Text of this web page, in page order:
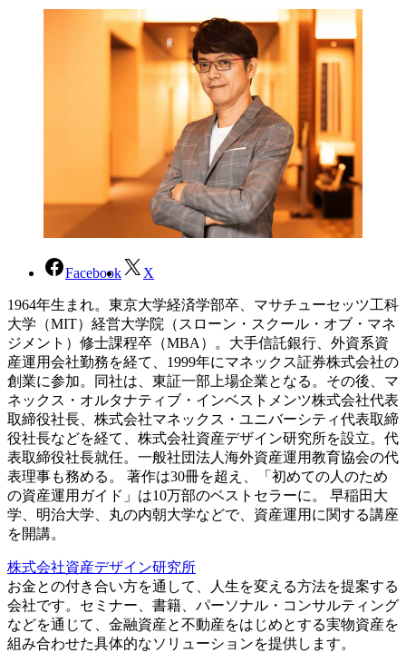
Facebook X
1964年生まれ。東京大学経済学部卒、マサチューセッツ工科
大学（MIT）経営大学院（スローン・スクール・オブ・マネ
ジメント）修士課程卒（MBA）。大手信託銀行、外資系資
産運用会社勤務を経て、1999年にマネックス証券株式会社の
創業に参加。同社は、東証一部上場企業となる。その後、マ
ネックス・オルタナティブ・インベストメンツ株式会社代表
取締役社長、株式会社マネックス・ユニバーシティ代表取締
役社長などを経て、株式会社資産デザイン研究所を設立。代
表取締役社長就任。一般社団法人海外資産運用教育協会の代
表理事も務める。 著作は30冊を超え、「初めての人のため
の資産運用ガイド」は10万部のベストセラーに。 早稲田大
学、明治大学、丸の内朝大学などで、資産運用に関する講座
を開講。
株式会社資産デザイン研究所
お金との付き合い方を通して、人生を変える方法を提案する
会社です。セミナー、書籍、パーソナル・コンサルティング
などを通じて、金融資産と不動産をはじめとする実物資産を
組み合わせた具体的なソリューションを提供します。